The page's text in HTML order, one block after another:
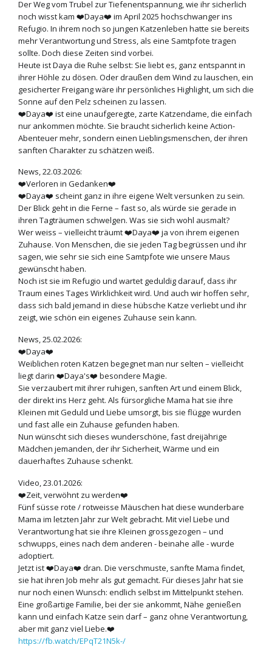
Der Weg vom Trubel zur Tiefenentspannung, wie ihr sicherlich
noch wisst kam ❤️Daya❤️ im April 2025 hochschwanger ins
Refugio. In ihrem noch so jungen Katzenleben hatte sie bereits
mehr Verantwortung und Stress, als eine Samtpfote tragen
sollte. Doch diese Zeiten sind vorbei.
Heute ist Daya die Ruhe selbst: Sie liebt es, ganz entspannt in
ihrer Höhle zu dösen. Oder draußen dem Wind zu lauschen, ein
gesicherter Freigang wäre ihr persönliches Highlight, um sich die
Sonne auf den Pelz scheinen zu lassen.
❤️Daya❤️ ist eine unaufgeregte, zarte Katzendame, die einfach
nur ankommen möchte. Sie braucht sicherlich keine Action-
Abenteuer mehr, sondern einen Lieblingsmenschen, der ihren
sanften Charakter zu schätzen weiß.
News, 22.03.2026:
❤️Verloren in Gedanken❤️
❤️Daya❤️ scheint ganz in ihre eigene Welt versunken zu sein.
Der Blick geht in die Ferne – fast so, als würde sie gerade in
ihren Tagträumen schwelgen. Was sie sich wohl ausmalt?
Wer weiss – vielleicht träumt ❤️Daya❤️ ja von ihrem eigenen
Zuhause. Von Menschen, die sie jeden Tag begrüssen und ihr
sagen, wie sehr sie sich eine Samtpfote wie unsere Maus
gewünscht haben.
Noch ist sie im Refugio und wartet geduldig darauf, dass ihr
Traum eines Tages Wirklichkeit wird. Und auch wir hoffen sehr,
dass sich bald jemand in diese hübsche Katze verliebt und ihr
zeigt, wie schön ein eigenes Zuhause sein kann.
News, 25.02.2026:
❤️Daya❤️
Weiblichen roten Katzen begegnet man nur selten – vielleicht
liegt darin ❤️Daya's❤️ besondere Magie.
Sie verzaubert mit ihrer ruhigen, sanften Art und einem Blick,
der direkt ins Herz geht. Als fürsorgliche Mama hat sie ihre
Kleinen mit Geduld und Liebe umsorgt, bis sie flügge wurden
und fast alle ein Zuhause gefunden haben.
Nun wünscht sich dieses wunderschöne, fast dreijährige
Mädchen jemanden, der ihr Sicherheit, Wärme und ein
dauerhaftes Zuhause schenkt.
Video, 23.01.2026:
❤️Zeit, verwöhnt zu werden❤️
Fünf süsse rote / rotweisse Mäuschen hat diese wunderbare
Mama im letzten Jahr zur Welt gebracht. Mit viel Liebe und
Verantwortung hat sie ihre Kleinen grossgezogen – und
schwupps, eines nach dem anderen - beinahe alle - wurde
adoptiert.
Jetzt ist ❤️Daya❤️ dran. Die verschmuste, sanfte Mama findet,
sie hat ihren Job mehr als gut gemacht. Für dieses Jahr hat sie
nur noch einen Wunsch: endlich selbst im Mittelpunkt stehen.
Eine großartige Familie, bei der sie ankommt, Nähe genießen
kann und einfach Katze sein darf – ganz ohne Verantwortung,
aber mit ganz viel Liebe.❤️
https://fb.watch/EPqT21N5k-/